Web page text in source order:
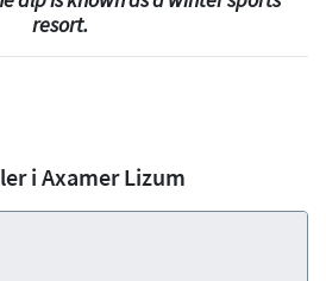
resort.
i Axamer Lizum